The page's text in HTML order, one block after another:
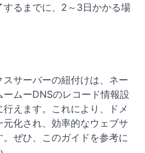
るまでに、2～3日かかる場
サーバーの紐付けは、ネー
ムーDNSのレコード情報設
えます。これにより、ドメ
化され、効率的なウェブサ
ぜひ、このガイドを参考に